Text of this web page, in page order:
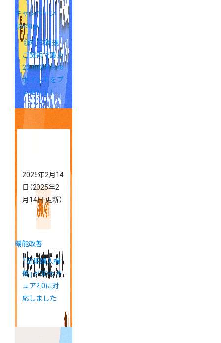
キャンペーン
（pickup）
《終了》新規
ご契約で最大
22,000円分の
ポイントをプ
レゼント！
2025年2月14
日 （2025年2
月14日 更新）
機能改善
「定期購入機
能」が3Dセキ
ュア2.0に対
応しました